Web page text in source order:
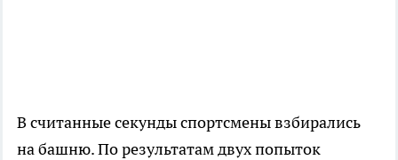
В считанные секунды спортсмены взбирались
на башню. По результатам двух попыток